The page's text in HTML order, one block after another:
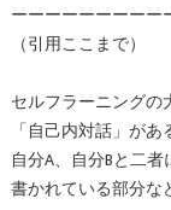
ーーーーーーーーー
（引用ここまで）
セルフラーニングの
「自己内対話」が
自分A、自分Bと二
書かれている部分な